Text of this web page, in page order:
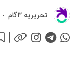
تحريريه 3گام